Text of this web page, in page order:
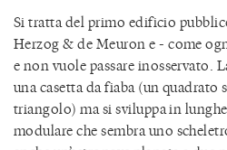
Si tratta del primo edificio
Herzog & de Meuron e - come
e non vuole passare inosservato.
una casetta da fiaba (un
triangolo) ma si sviluppa in
modulare che sembra uno